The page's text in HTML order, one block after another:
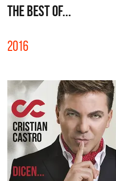
THE BEST OF...
2016